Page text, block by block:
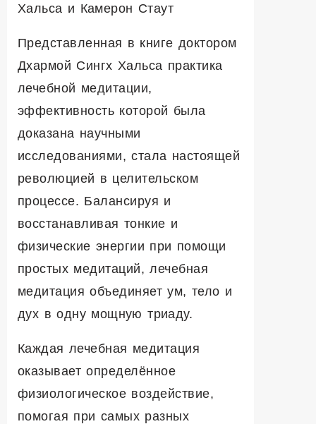
Хальса и Камерон Стаут
Представленная в книге доктором
Дхармой Сингх Хальса практика
лечебной медитации,
эффективность которой была
доказана научными
исследованиями, стала настоящей
революцией в целительском
процессе. Балансируя и
восстанавливая тонкие и
физические энергии при помощи
простых медитаций, лечебная
медитация объединяет ум, тело и
дух в одну мощную триаду.
Каждая лечебная медитация
оказывает определённое
физиологическое воздействие,
помогая при самых разных